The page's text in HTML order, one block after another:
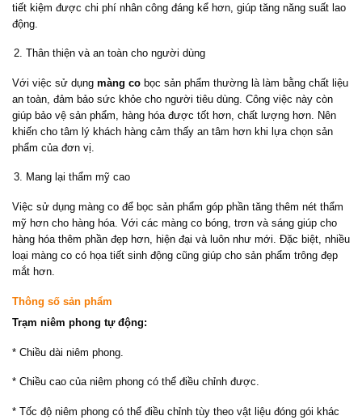
tiết kiệm được chi phí nhân công đáng kể hơn, giúp tăng năng suất lao
động.
Thân thiện và an toàn cho người dùng
Với việc sử dụng màng co bọc sản phẩm thường là làm bằng chất liệu
an toàn, đảm bảo sức khỏe cho người tiêu dùng. Công việc này còn
giúp bảo vệ sản phẩm, hàng hóa được tốt hơn, chất lượng hơn. Nên
khiến cho tâm lý khách hàng cảm thấy an tâm hơn khi lựa chọn sản
phẩm của đơn vị.
Mang lại thẩm mỹ cao
Việc sử dụng màng co để bọc sản phẩm góp phần tăng thêm nét thẩm
mỹ hơn cho hàng hóa. Với các màng co bóng, trơn và sáng giúp cho
hàng hóa thêm phần đẹp hơn, hiện đại và luôn như mới. Đặc biệt, nhiều
loại màng co có họa tiết sinh động cũng giúp cho sản phẩm trông đẹp
mắt hơn.
Thông số sản phẩm
Trạm niêm phong tự động:
* Chiều dài niêm phong.
* Chiều cao của niêm phong có thể điều chỉnh được.
* Tốc độ niêm phong có thể điều chỉnh tùy theo vật liệu đóng gói khác